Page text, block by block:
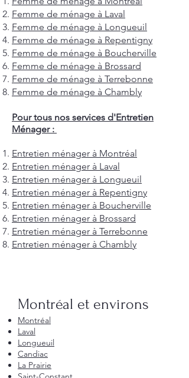
Femme de ménage à Laval
Femme de ménage à Longueuil
Femme de ménage à Repentigny
Femme de ménage à Boucherville
Femme de ménage à Brossard
Femme de ménage à Terrebonne
Femme de ménage à Chambly
Pour tous nos services d'Entretien
Ménager :
Entretien ménager à Montréal
Entretien ménager à Laval
Entretien ménager à Longueuil
Entretien ménager à Repentigny
Entretien ménager à Boucherville
Entretien ménager à Brossard
Entretien ménager à Terrebonne
Entretien ménager à Chambly
Montréal et environs
Montréal
Laval
Longueuil
Candiac
La Prairie